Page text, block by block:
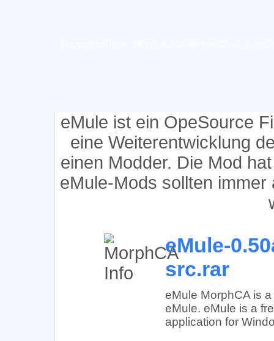
eMule ist ein OpeSource
eine Weiterentwicklung
einen Modder. Die Mod
eMule-Mods sollten
eMule-
src.rar
eMule MorphCA is
eMule. eMule is a
application for